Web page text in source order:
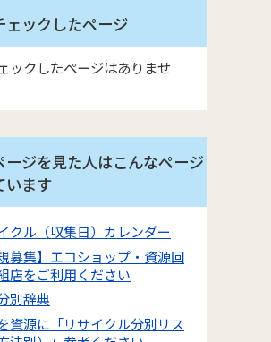
ェックしたページ
ックしたページはありませ
ージを見た人はこんなページ
います
クル（収集日）カレンダー
規募集】エコショップ・資源回
店をご利用ください
別辞典
資源に「リサイクル分別リス